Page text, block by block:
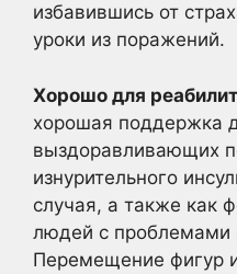
избавившись от
уроки из поражений.
Хорошо для
хорошая поддержка
выздоравливающих
изнурительного
случая, а также как
людей с проблемами
Перемещение фигур